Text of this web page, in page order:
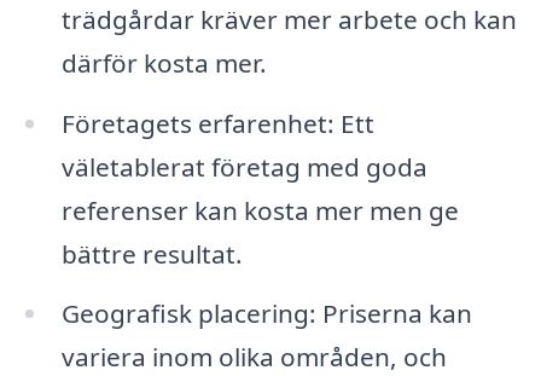
trädgårdar kräver mer arbete och kan
därför kosta mer.
Företagets erfarenhet: Ett
väletablerat företag med goda
referenser kan kosta mer men ge
bättre resultat.
Geografisk placering: Priserna kan
variera inom olika områden, och